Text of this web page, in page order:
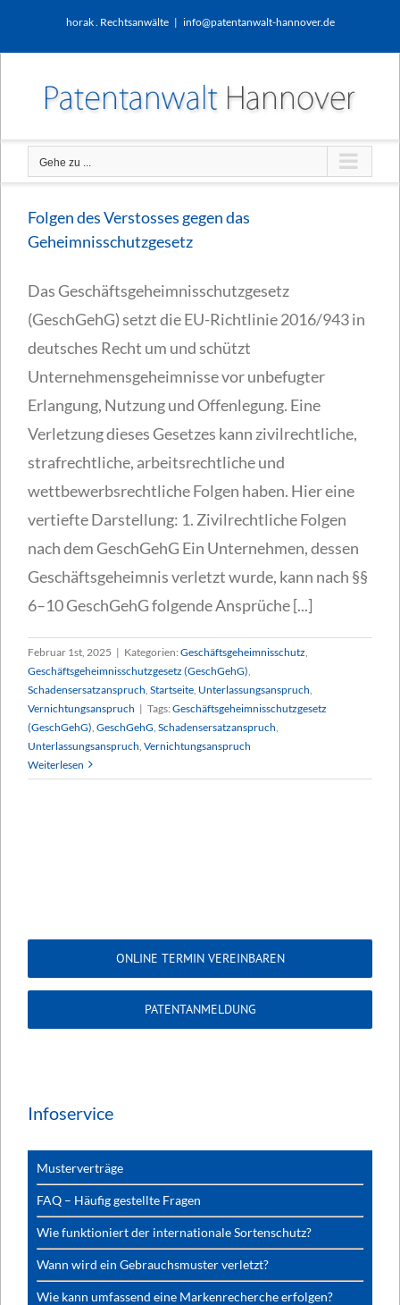
horak . Rechtsanwälte | info@patentanwalt-hannover.de
Gehe zu ...
Folgen des Verstosses gegen das
Geheimnisschutzgesetz
Das Geschäftsgeheimnisschutzgesetz
(GeschGehG) setzt die EU-Richtlinie 2016/943 in
deutsches Recht um und schützt
Unternehmensgeheimnisse vor unbefugter
Erlangung, Nutzung und Offenlegung. Eine
Verletzung dieses Gesetzes kann zivilrechtliche,
strafrechtliche, arbeitsrechtliche und
wettbewerbsrechtliche Folgen haben. Hier eine
vertiefte Darstellung: 1. Zivilrechtliche Folgen
nach dem GeschGehG Ein Unternehmen, dessen
Geschäftsgeheimnis verletzt wurde, kann nach §§
6–10 GeschGehG folgende Ansprüche [...]
Februar 1st, 2025 | Kategorien: Geschäftsgeheimnisschutz
Geschäftsgeheimnisschutzgesetz (GeschGehG)
Schadensersatzanspruch Startseite Unterlassungsanspruch
Vernichtungsanspruch | Tags: Geschäftsgeheimnisschutzgesetz
(GeschGehG) GeschGehG Schadensersatzanspruch
Unterlassungsanspruch Vernichtungsanspruch
Weiterlesen
ONLINE TERMIN VEREINBAREN
PATENTANMELDUNG
Infoservice
Musterverträge
FAQ – Häufig gestellte Fragen
Wie funktioniert der internationale Sortenschutz?
Wann wird ein Gebrauchsmuster verletzt?
Wie kann umfassend eine Markenrecherche erfolgen?